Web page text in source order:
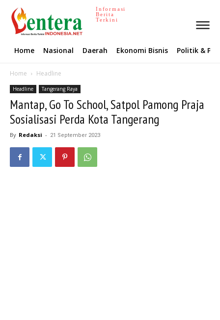
Informasi
Berita
Terkini
Home Nasional Daerah Ekonomi Bisnis Politik &
Home Headline
Headline Tangerang Raya
Mantap, Go To School, Satpol Pamong Praja
Sosialisasi Perda Kota Tangerang
By Redaksi - 21 September 2023